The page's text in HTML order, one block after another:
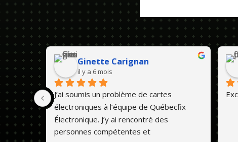
Ginette Carignan
il y a 6 mois
J’ai soumis un problème de cartes
électroniques à l’équipe de Québecfix
Électronique. J’y ai rencontré des
personnes compétentes et